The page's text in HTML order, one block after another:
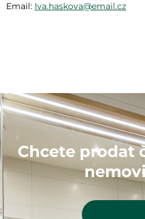
Email: Iva.haskova@email.cz
Chcete prodat